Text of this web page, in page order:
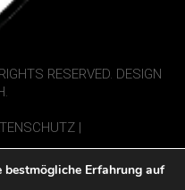
RESERVED. DESIGN
Erfahrung auf